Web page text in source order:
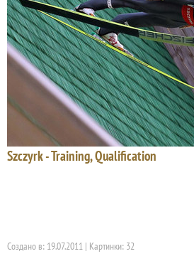
Szczyrk - Training, Qualification
Создано в: 19.07.2011 | Картинки: 32